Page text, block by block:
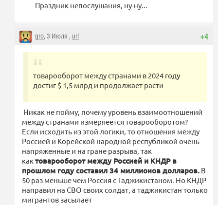
Праздник непослушания, ну-ну...
+4
gro, 3 Июля , url
товарооборот между странами в 2024 году
достиг $ 1,5 млрд и продолжает расти
Никак не пойму, почему уровень взаимоотношений
между странами измеряеется товарооборотом?
Если исходить из этой логики, то отношения между
Россией и Корейской народной республикой очень
напряженные и на гране разрыва, так
кактоварооборот между Россией и КНДР в
прошлом году составил 34 миллионов долларов. В
50 раз меньше чем Россия с Таджикистаном. Но КНДР
направил на СВО своих солдат, а таджикистан только
мигрантов засылает